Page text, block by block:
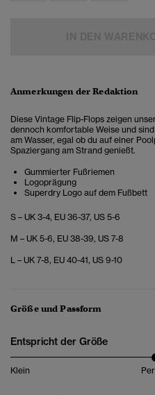
Anmerkungen der Redaktion
Diese Vintage Flip-Flops zeigen
dennoch komfortable Weise und
am Wasser, egal ob du auf einer
Spaziergang am Strand genießt.
Gummierter Fußriemen
Logoprägung
Superdry Logo auf dem Fußbett
S – UK 3-4, EU 36-37, US 5-6
M – UK 5-6, EU 38-39, US 7-8
L – UK 7-8, EU 40-41, US 9-10
Größe und Passform
Entspricht der Größe
Klein